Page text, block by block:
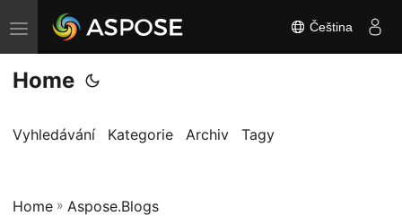
P
ř
e
n
t
Čeština
Home
Vyhledávání Kategorie Archiv Tagy
Home » Aspose.Blogs